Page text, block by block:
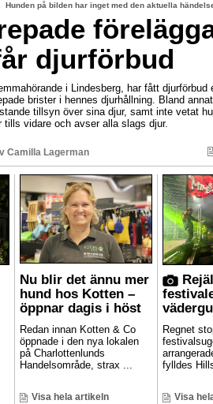
Hunden på bilden har inget med den aktuella
djurförbud
i Lindesberg, har fått djurförbud
brister i hennes djurhållning. Bland
tillsyn över sina djur, samt inte vetat
tills vidare och avser alla slags djur.
Camilla Lagerman
Nu blir det ännu mer
hund hos Kotten –
öppnar dagis i höst
Redan innan Kotten & Co
öppnade i den nya lokalen
på Charlottenlunds
Handelsområde, strax ...
Visa hela artikeln
Regnet
fylldes
Visa